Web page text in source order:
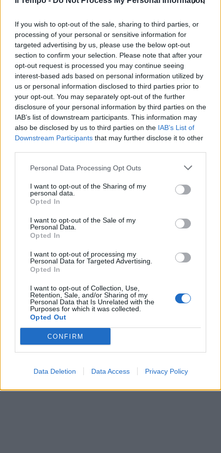
If you wish to opt-out of the sale, sharing to third parties, or
processing of your personal or sensitive information for
targeted advertising by us, please use the below opt-out
section to confirm your selection. Please note that after your
opt-out request is processed you may continue seeing
interest-based ads based on personal information utilized by
us or personal information disclosed to third parties prior to
your opt-out. You may separately opt-out of the further
disclosure of your personal information by third parties on the
IAB’s list of downstream participants. This information may
also be disclosed by us to third parties on the IAB’s List of
Downstream Participants that may further disclose it to other
Personal Data Processing Opt Outs
I want to opt-out of the Sharing of my
personal data.
Opted In
I want to opt-out of the Sale of my
Personal Data.
Opted In
I want to opt-out of processing my
Personal Data for Targeted Advertising.
Opted In
I want to opt-out of Collection, Use,
Retention, Sale, and/or Sharing of my
Personal Data that Is Unrelated with the
Purposes for which it was collected.
Opted Out
CONFIRM
Data Deletion Data Access Privacy Policy